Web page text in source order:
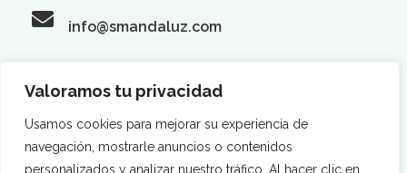
Valoramos tu privacidad
Usamos cookies para mejorar su experiencia de
navegación, mostrarle anuncios o contenidos
personalizados y analizar nuestro tráfico. Al hacer clic en
info@smandaluz.com
Síguenos